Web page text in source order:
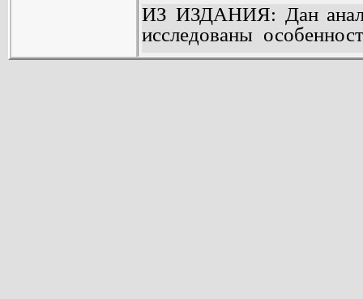
ИЗ ИЗДАНИЯ: Дан
исследованы
рассмотрены методы